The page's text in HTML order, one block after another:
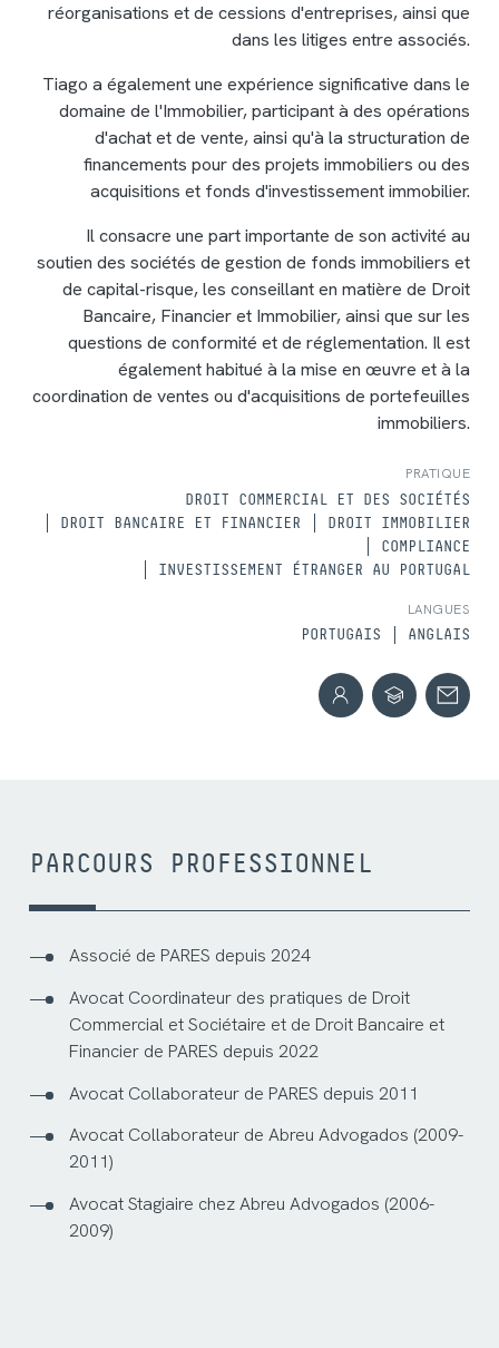
réorganisations et de cessions d'entreprises, ainsi que
dans les litiges entre associés.
Tiago a également une expérience significative dans le
domaine de l'Immobilier, participant à des opérations
d'achat et de vente, ainsi qu'à la structuration de
financements pour des projets immobiliers ou des
acquisitions et fonds d'investissement immobilier.
Il consacre une part importante de son activité au
soutien des sociétés de gestion de fonds immobiliers et
de capital-risque, les conseillant en matière de Droit
Bancaire, Financier et Immobilier, ainsi que sur les
questions de conformité et de réglementation. Il est
également habitué à la mise en œuvre et à la
coordination de ventes ou d'acquisitions de portefeuilles
immobiliers.
PRATIQUE
DROIT COMMERCIAL ET DES SOCIÉTÉS
DROIT BANCAIRE ET FINANCIER
DROIT IMMOBILIER
COMPLIANCE
INVESTISSEMENT ÉTRANGER AU PORTUGAL
LANGUES
PORTUGAIS ANGLAIS
PARCOURS PROFESSIONNEL
Associé de PARES depuis 2024
Avocat Coordinateur des pratiques de Droit
Commercial et Sociétaire et de Droit Bancaire et
Financier de PARES depuis 2022
Avocat Collaborateur de PARES depuis 2011
Avocat Collaborateur de Abreu Advogados (2009-
2011)
Avocat Stagiaire chez Abreu Advogados (2006-
2009)